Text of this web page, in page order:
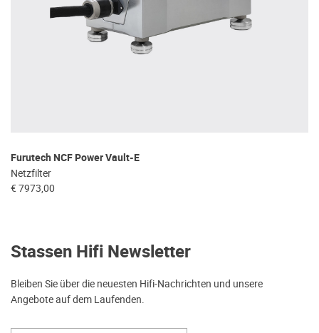
Furutech NCF Power Vault-E
Netzfilter
€ 7973,00
Stassen Hifi Newsletter
Bleiben Sie über die neuesten Hifi-Nachrichten und unsere
Angebote auf dem Laufenden.